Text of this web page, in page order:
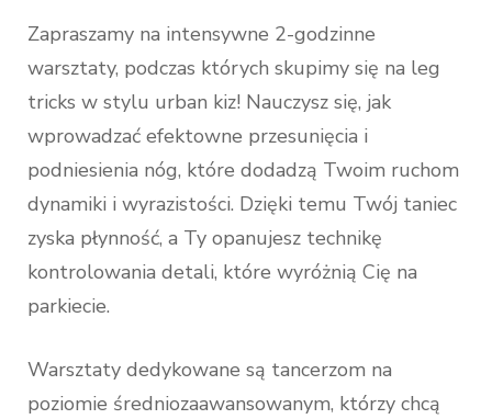
Zapraszamy na intensywne 2-godzinne
warsztaty, podczas których skupimy się na leg
tricks w stylu urban kiz! Nauczysz się, jak
wprowadzać efektowne przesunięcia i
podniesienia nóg, które dodadzą Twoim ruchom
dynamiki i wyrazistości. Dzięki temu Twój taniec
zyska płynność, a Ty opanujesz technikę
kontrolowania detali, które wyróżnią Cię na
parkiecie.
Warsztaty dedykowane są tancerzom na
poziomie średniozaawansowanym, którzy chcą